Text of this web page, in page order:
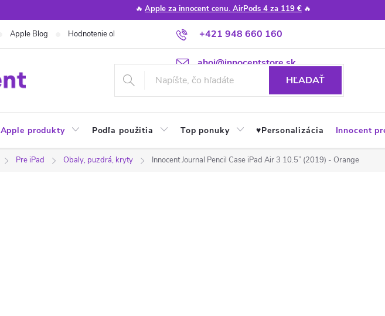
🔥 Apple za innocent cenu. AirPods 4 za 119 € 🔥
+421 948 660 160
ahoj@innocentstore.sk
Apple Blog Hodnotenie obchodu Poradňa Apple návody a tipy
HĽADAŤ
Apple produkty Podľa použitia Top ponuky ♥︎Personalizácia Innocent
Pre iPad Obaly, puzdrá, kryty Innocent Journal Pencil Case iPad Air 3 10.5” (2019) - Orange